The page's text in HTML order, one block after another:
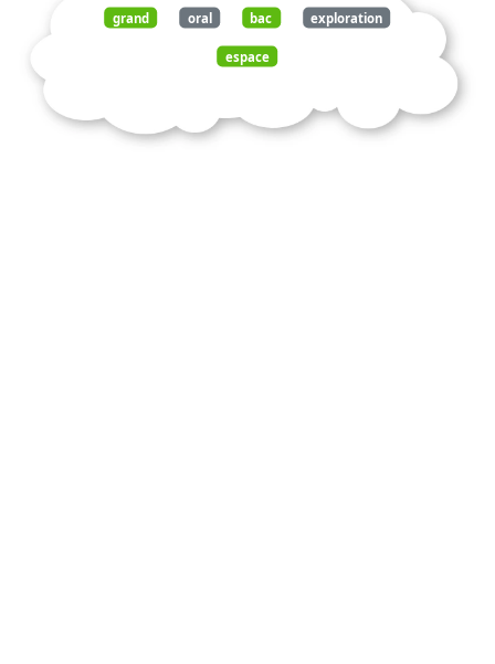
grand oral bac exploration
espace